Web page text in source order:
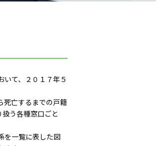
て、２０１７年５
死亡するまでの戸籍
う各種窓口ごと
を一覧に表した図